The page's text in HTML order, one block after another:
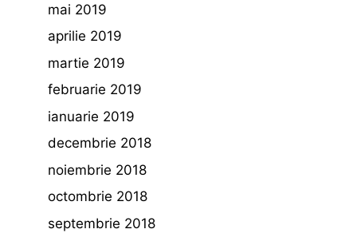
mai 2019
aprilie 2019
martie 2019
februarie 2019
ianuarie 2019
decembrie 2018
noiembrie 2018
octombrie 2018
septembrie 2018